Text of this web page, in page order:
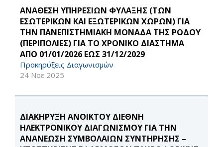
ΑΝΑΘΕΣΗ ΥΠΗΡΕΣΙΩΝ ΦΥΛΑΞΗΣ (ΤΩΝ
ΕΣΩΤΕΡΙΚΩΝ ΚΑΙ ΕΞΩΤΕΡΙΚΩΝ ΧΩΡΩΝ) ΓΙΑ
ΤΗΝ ΠΑΝΕΠΙΣΤΗΜΙΑΚΗ ΜΟΝΑΔΑ ΤΗΣ ΡΟΔΟΥ
(ΠΕΡΙΠΟΛΙΕΣ) ΓΙΑ ΤΟ ΧΡΟΝΙΚΟ ΔΙΑΣΤΗΜΑ
ΑΠΟ 01/01/2026 ΕΩΣ 31/12/2029
Προκηρύξεις Διαγωνισμών
24 Νοε 2025
ΔΙΑΚΗΡΥΞΗ ΑΝΟΙΚΤΟΥ ΔΙΕΘΝΗ
ΗΛΕΚΤΡΟΝΙΚΟΥ ΔΙΑΓΩΝΙΣΜΟΥ ΓΙΑ THN
ΑΝΑΝΕΩΣΗ ΣΥΜΒΟΛΑΙΩΝ ΣΥΝΤΗΡΗΣΗΣ –